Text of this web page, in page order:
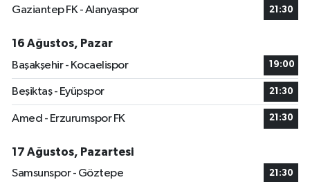
Gaziantep FK - Alanyaspor 21:30
16 Ağustos, Pazar
Başakşehir - Kocaelispor
19:00
Beşiktaş - Eyüpspor 21:30
Amed - Erzurumspor FK 21:30
17 Ağustos, Pazartesi
Samsunspor - Göztepe
21:30